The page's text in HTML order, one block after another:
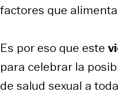
factores que
Es por eso que este
para celebrar la
de salud sexual a